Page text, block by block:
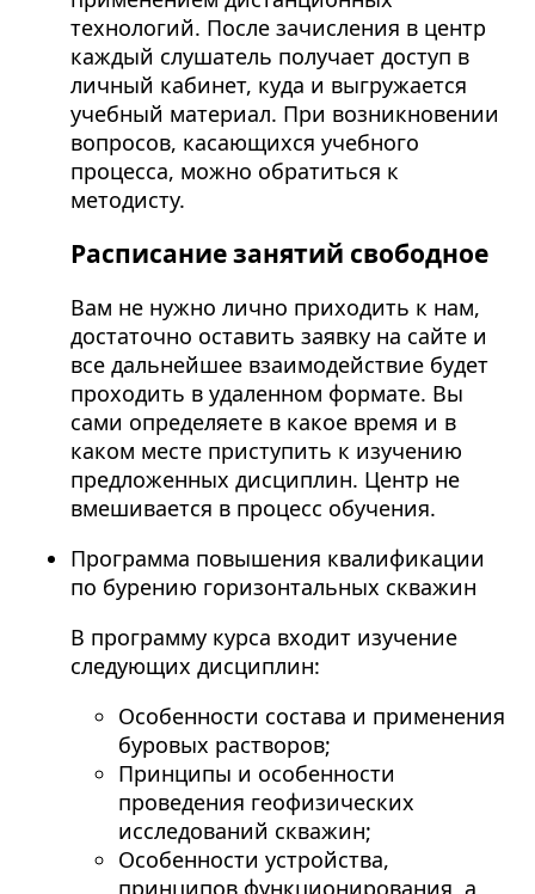
технологий. После зачисления в центр
каждый слушатель получает доступ в
личный кабинет, куда и выгружается
учебный материал. При возникновении
вопросов, касающихся учебного
процесса, можно обратиться к
методисту.
Расписание занятий свободное
Вам не нужно лично приходить к нам,
достаточно оставить заявку на сайте и
все дальнейшее взаимодействие будет
проходить в удаленном формате. Вы
сами определяете в какое время и в
каком месте приступить к изучению
предложенных дисциплин. Центр не
вмешивается в процесс обучения.
Программа повышения квалификации
по бурению горизонтальных скважин
В программу курса входит изучение
следующих дисциплин:
Особенности состава и применения
буровых растворов;
Принципы и особенности
проведения геофизических
исследований скважин;
Особенности устройства,
принципов функционирования, а